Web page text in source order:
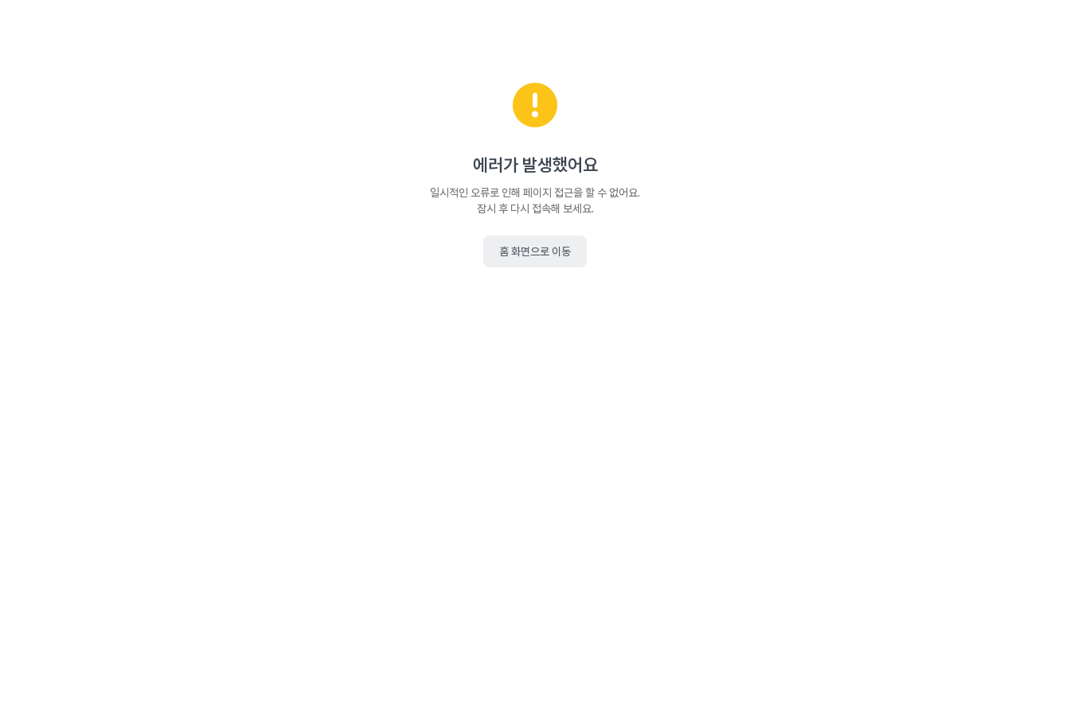
에러가 발생했어요
일시적인 오류로 인해 페이지 접근을 할 수 없어요.
잠시 후 다시 접속해 보세요.
홈 화면으로 이동